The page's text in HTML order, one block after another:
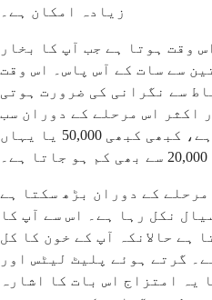
زیادہ امکان ہے۔
وقت ہوتا ہے جب آپ کا بخار
سے سات کے آس پاس۔ اس وقت
سے نگرانی کی ضرورت ہوتی
اکثر اس مرحلے کے دوران سب
سے کم مقام پر پہنچ جاتا ہے، کبھی کبھی 50,000 یا یہاں
کے دوران بڑھ سکتا ہے
نکل رہا ہے۔ اس سے آپ کا
ہے حالانکہ آپ کے خون کا کل
گرتے ہوئے پلیٹ لیٹس اور
یہ امتزاج اس بات کا اشارہ